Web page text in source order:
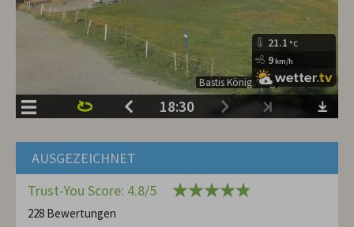
AUSGEZEICHNET
Trust-You Score: 4.8/5
228 Bewertungen